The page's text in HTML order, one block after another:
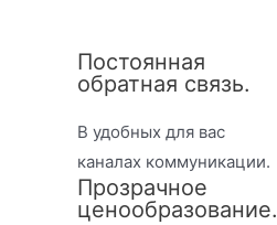
Постоянная
обратная связь.
В удобных для вас
каналах коммуникации.
Прозрачное
ценообразование.